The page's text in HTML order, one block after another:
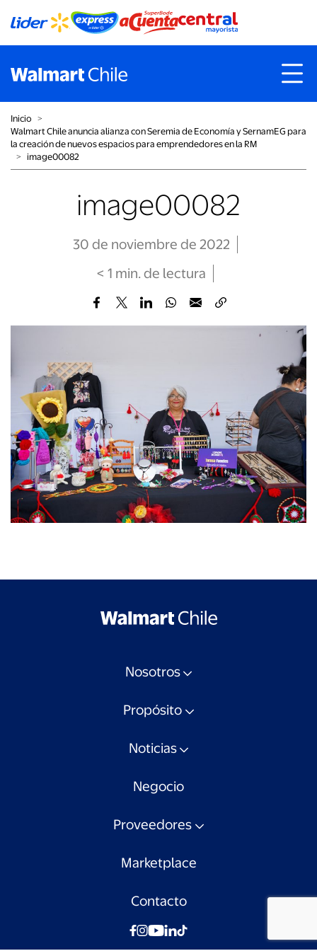
Inicio ˃
Walmart Chile anuncia alianza con Seremia de Economía y SernamEG para
la creación de nuevos espacios para emprendedores en la RM
˃ image00082
image00082
30 de noviembre de 2022
< 1 min. de lectura
Nosotros
Propósito
Noticias
Negocio
Proveedores
Marketplace
Contacto